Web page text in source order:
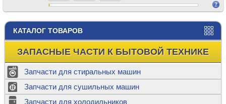
КАТАЛОГ ТОВАРОВ
ЗАПАСНЫЕ ЧАСТИ К БЫТОВОЙ ТЕХНИКЕ
Запчасти для стиральных машин
Запчасти для сушильных машин
Запчасти для холодильников